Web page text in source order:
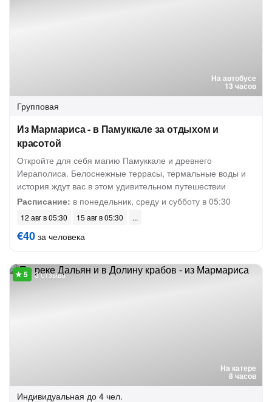
На автобусе
13 часов
Групповая
Из Мармариса - в Памуккале за отдыхом и
красотой
Откройте для себя магию Памуккале и древнего
Иераполиса. Белоснежные террасы, термальные воды и
история ждут вас в этом удивительном путешествии
Расписание: в понедельник, среду и субботу в 05:30
12 авг в 05:30 15 авг в 05:30
€40 за человека
На катере
8 часов
3 отзыва
Индивидуальная до 4 чел.